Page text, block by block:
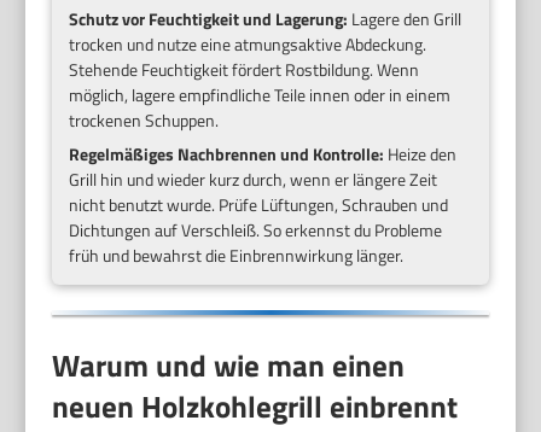
Schutz vor Feuchtigkeit und Lagerung: Lagere den Grill
trocken und nutze eine atmungsaktive Abdeckung.
Stehende Feuchtigkeit fördert Rostbildung. Wenn
möglich, lagere empfindliche Teile innen oder in einem
trockenen Schuppen.
Regelmäßiges Nachbrennen und Kontrolle: Heize den
Grill hin und wieder kurz durch, wenn er längere Zeit
nicht benutzt wurde. Prüfe Lüftungen, Schrauben und
Dichtungen auf Verschleiß. So erkennst du Probleme
früh und bewahrst die Einbrennwirkung länger.
Warum und wie man einen
neuen Holzkohlegrill einbrennt